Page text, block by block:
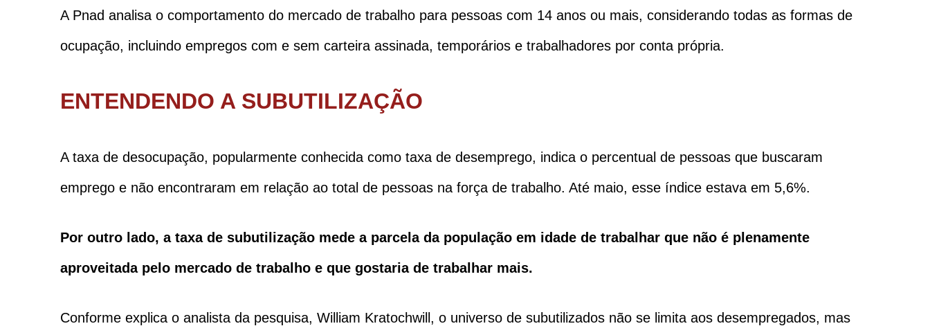
A Pnad analisa o comportamento do mercado de trabalho para pessoas com 14 anos ou mais, considerando todas as formas de
ocupação, incluindo empregos com e sem carteira assinada, temporários e trabalhadores por conta própria.
ENTENDENDO A SUBUTILIZAÇÃO
A taxa de desocupação, popularmente conhecida como taxa de desemprego, indica o percentual de pessoas que buscaram
emprego e não encontraram em relação ao total de pessoas na força de trabalho. Até maio, esse índice estava em 5,6%.
Por outro lado, a taxa de subutilização mede a parcela da população em idade de trabalhar que não é plenamente
aproveitada pelo mercado de trabalho e que gostaria de trabalhar mais.
Conforme explica o analista da pesquisa, William Kratochwill, o universo de subutilizados não se limita aos desempregados, mas